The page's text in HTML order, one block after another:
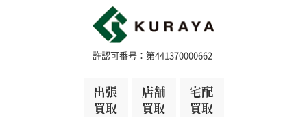
許認可番号：第441370000662
出張
買取
店舗
買取
宅配
買取